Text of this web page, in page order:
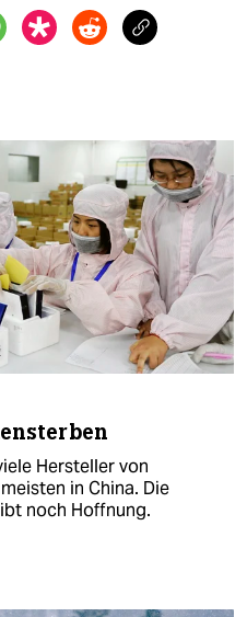
Hersteller von
in China. Die
noch Hoffnung.